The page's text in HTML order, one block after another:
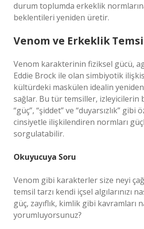
durum toplumda erkeklik
beklentileri yeniden üretir.
Venom ve Erkeklik
Venom karakterinin fiziksel gücü,
Eddie Brock ile olan simbiyotik
kültürdeki maskülen idealin
sağlar. Bu tür temsiller, izleyicilerin
“güç”, “şiddet” ve “duyarsızlık”
cinsiyetle ilişkilendiren normları
sorgulatabilir.
Okuyucuya Soru
Venom gibi karakterler size neyi
temsil tarzı kendi içsel algılarınızı
güç, zayıflık, kimlik gibi kavramları
yorumluyorsunuz?